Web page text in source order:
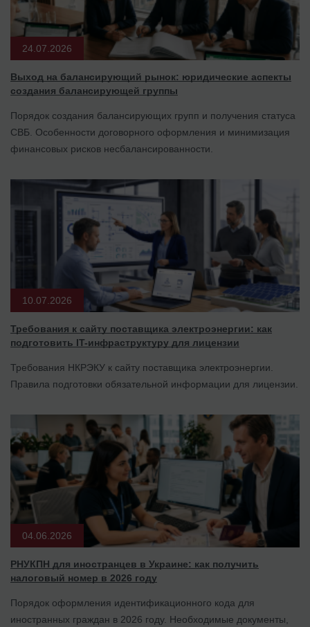
24.07.2026
Выход на балансирующий рынок: юридические аспекты
создания балансирующей группы
Порядок создания балансирующих групп и получения статуса
СВБ. Особенности договорного оформления и минимизация
финансовых рисков несбалансированности.
10.07.2026
Требования к сайту поставщика электроэнергии: как
подготовить IT-инфраструктуру для лицензии
Требования НКРЭКУ к сайту поставщика электроэнергии.
Правила подготовки обязательной информации для лицензии.
04.06.2026
РНУКПН для иностранцев в Украине: как получить
налоговый номер в 2026 году
Порядок оформления идентификационного кода для
иностранных граждан в 2026 году. Необходимые документы,